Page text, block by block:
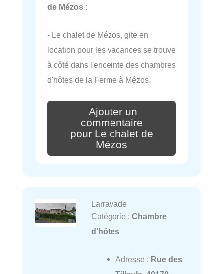
de Mézos :
- Le chalet de Mézos, gite en
location pour les vacances se trouve
à côté dans l'enceinte des chambres
d'hôtes de la Ferme à Mézos.
Ajouter un
commentaire
pour Le chalet de
Mézos
Larrayade
Catégorie : Chambre
d'hôtes
Adresse : Rue des